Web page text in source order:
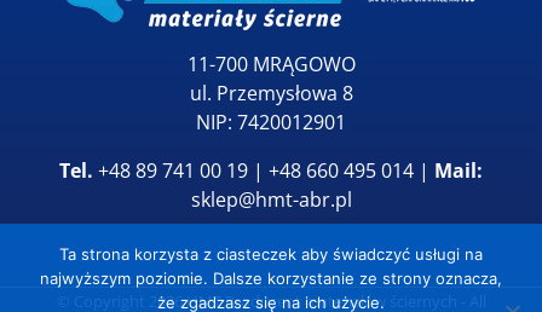
11-700 MRĄGOWO
ul. Przemysłowa 8
NIP: 7420012901
Tel. +48 89 741 00 19 | +48 660 495 014 | Mail:
sklep@hmt-abr.pl
2026HMT Producent materiałów ściernych
Ta strona korzysta z ciasteczek aby świadczyć usługi na
najwyższym poziomie. Dalsze korzystanie ze strony oznacza,
że zgadzasz się na ich użycie.